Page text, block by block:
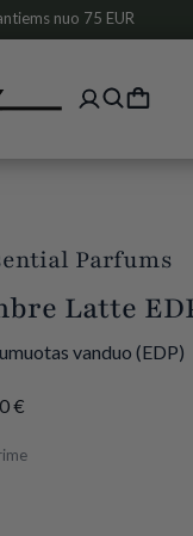
nuo 75 EUR
Parfums
Latte
vanduo (EDP)
€